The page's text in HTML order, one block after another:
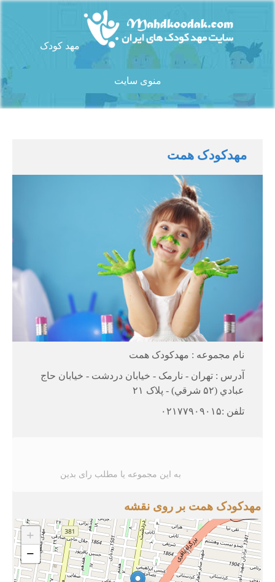
مهد کودک
سایت مهد کودک های ایران
منوی سایت
مهدکودک همت
نام مجموعه : مهدکودک همت
آدرس : تهران - نارمک - خيابان دردشت - خيابان حاج
عبادي (۵۲ شرقي) - پلاک ۲۱
تلفن :۰۲۱۷۷۹۰۹۰۱۵
به این مجموعه یا مطلب رای بدین
مهدکودک همت بر روی نقشه
+
−